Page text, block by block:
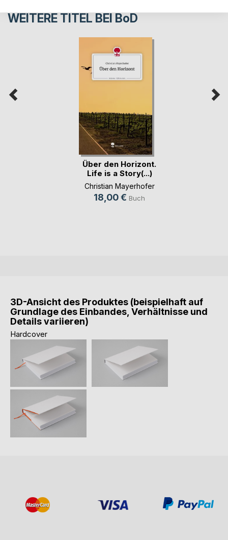
WEITERE TITEL BEI BoD
Über den Horizont.
Life is a Story(...)
Christian Mayerhofer
18,00 € Buch
3D-Ansicht des Produktes (beispielhaft auf
Grundlage des Einbandes, Verhältnisse und
Details variieren)
Hardcover